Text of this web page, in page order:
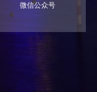
微信公众号